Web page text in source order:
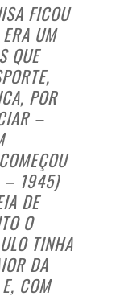
FICOU
UM
QUE
POR
–
– 1945)
DE
O
TINHA
DA
COM